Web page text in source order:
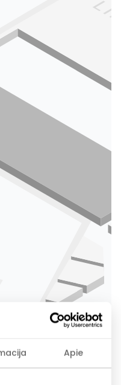
Apie